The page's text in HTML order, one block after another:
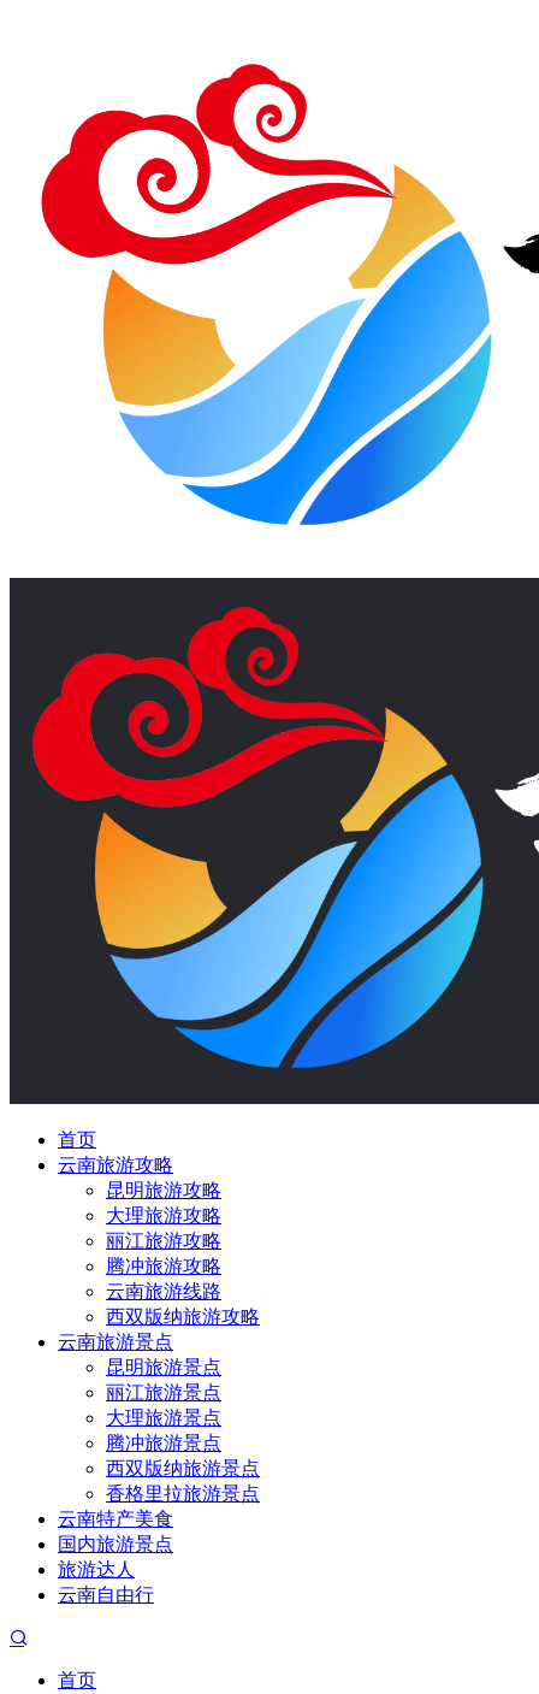
首页
云南旅游攻略
昆明旅游攻略
大理旅游攻略
丽江旅游攻略
腾冲旅游攻略
云南旅游线路
西双版纳旅游攻略
云南旅游景点
昆明旅游景点
丽江旅游景点
大理旅游景点
腾冲旅游景点
西双版纳旅游景点
香格里拉旅游景点
云南特产美食
国内旅游景点
旅游达人
云南自由行
首页